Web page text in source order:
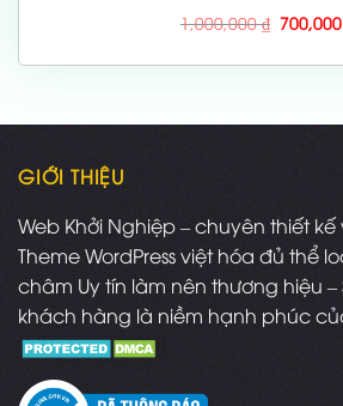
1,000,000₫ Giá
gốc
GIỚI THIỆU
Web Khởi Nghiệp – chuyên thiết
Theme WordPress việt hóa đủ thể
châm Uy tín làm nên thương hiệu
khách hàng là niềm hạnh phúc